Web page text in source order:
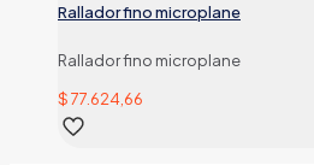
Rallador fino microplane
Rallador fino microplane
$77.624,66